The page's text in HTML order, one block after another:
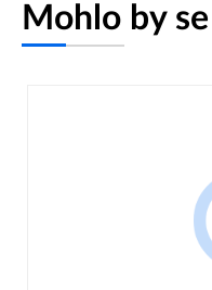
Mohlo by